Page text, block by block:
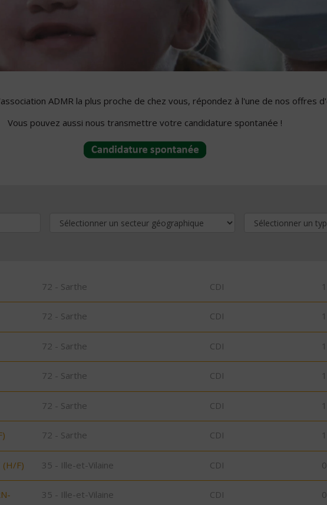
ADMR la plus proche de chez vous, répondez à l'une de nos offres
Vous pouvez aussi nous transmettre votre candidature spontanée !
72 - Sarthe CDI
72 - Sarthe CDI
72 - Sarthe CDI
72 - Sarthe CDI
72 - Sarthe CDI
72 - Sarthe CDI
(H/F) 35 - Ille-et-Vilaine CDI
35 - Ille-et-Vilaine CDI